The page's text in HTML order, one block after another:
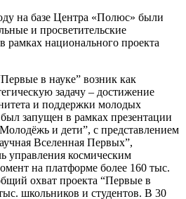
на базе Центра «Полюс» были
и просветительские
национального проекта
в науке” возник как
задачу – достижение
и поддержки молодых
запущен в рамках презентации
и дети”, с представлением
Вселенная Первых”,
управления космическим
на платформе более 160 тыс.
охват проекта “Первые в
школьников и студентов. В 30